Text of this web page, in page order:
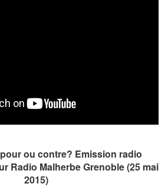
ou contre? Emission radio
Radio Malherbe Grenoble (25 mai
2015)